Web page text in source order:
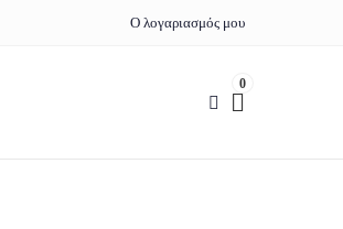
Ο λογαριασμός μου
0